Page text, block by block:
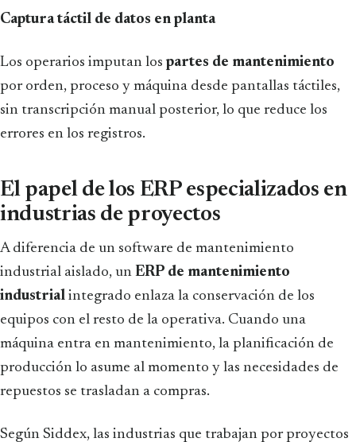
Captura táctil de datos en planta
Los operarios imputan los partes de mantenimiento
por orden, proceso y máquina desde pantallas táctiles,
sin transcripción manual posterior, lo que reduce los
errores en los registros.
El papel de los ERP especializados en
industrias de proyectos
A diferencia de un software de mantenimiento
industrial aislado, un ERP de mantenimiento
industrial integrado enlaza la conservación de los
equipos con el resto de la operativa. Cuando una
máquina entra en mantenimiento, la planificación de
producción lo asume al momento y las necesidades de
repuestos se trasladan a compras.
Según Siddex, las industrias que trabajan por proyectos